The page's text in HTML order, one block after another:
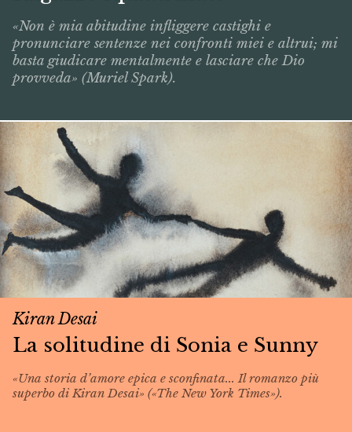
«Non è mia abitudine infliggere castighi e
pronunciare sentenze nei confronti miei e altrui; mi
basta giudicare mentalmente e lasciare che Dio
provveda» (Muriel Spark).
Kiran Desai
La solitudine di Sonia e Sunny
«Una storia d’amore epica e sconfinata... Il romanzo più
superbo di Kiran Desai» («The New York Times»).